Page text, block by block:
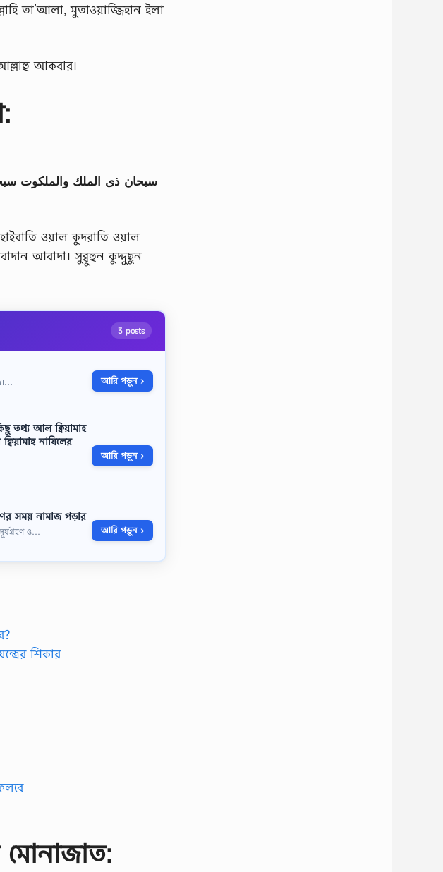
তা’আলা, মুতাওয়াজ্জিহান ইলা
আল্লাহু আকবার।
سبحان ذى الملك والملكوت
ওয়াল কুদরাতি ওয়াল
আবাদা। সুব্বুহুন কুদ্দুছুন
3 posts
আরি পড়ুন ›
তথ্য আল ক্বিয়ামাহ
নাযিলের
আরি পড়ুন ›
সময় নামাজ পড়ার
ও… আরি পড়ুন ›
শিকার
মোনাজাত: